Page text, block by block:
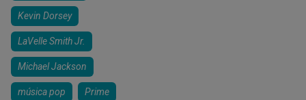
Kevin Dorsey
LaVelle Smith Jr.
Michael Jackson
música pop Prime